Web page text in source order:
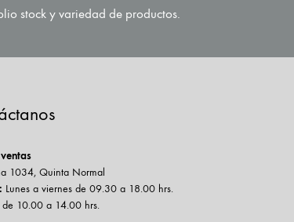
stock y variedad de productos.
1034, Quinta Normal
Lunes a viernes de 09.30 a 18.00 hrs.
de 10.00 a 14.00 hrs.